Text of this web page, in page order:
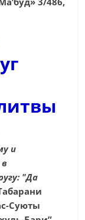
и
"Да
Суюты